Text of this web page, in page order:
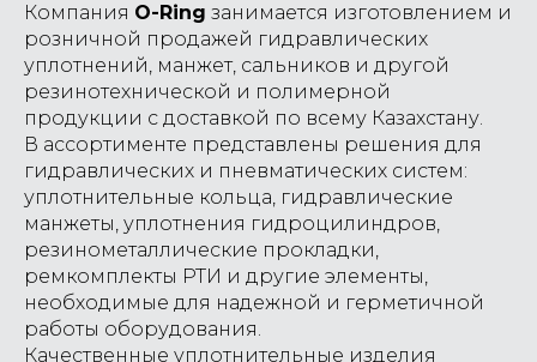
Компания O-Ring занимается изготовлением и
розничной продажей гидравлических
уплотнений, манжет, сальников и другой
резинотехнической и полимерной
продукции с доставкой по всему Казахстану.
В ассортименте представлены решения для
гидравлических и пневматических систем:
уплотнительные кольца, гидравлические
манжеты, уплотнения гидроцилиндров,
резинометаллические прокладки,
ремкомплекты РТИ и другие элементы,
необходимые для надежной и герметичной
работы оборудования.
Качественные уплотнительные изделия